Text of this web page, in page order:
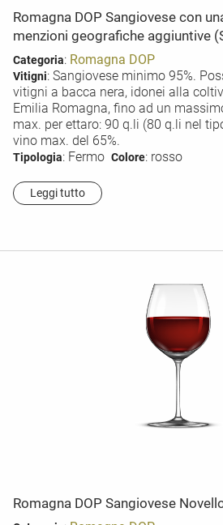
Romagna DOP Sangiovese con
menzioni geografiche aggiuntive
Categoria: Romagna DOP
Vitigni: Sangiovese minimo 95%.
vitigni a bacca nera, idonei alla
Emilia Romagna, fino ad un
max. per ettaro: 90 q.li (80 q.li nel
vino max. del 65%.
Tipologia: Fermo Colore: rosso
Leggi tutto
Romagna DOP Sangiovese